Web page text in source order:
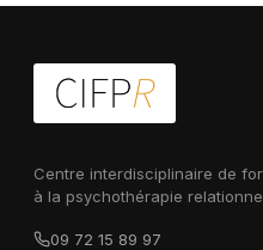
Centre interdisciplinaire de
à la psychothérapie
09 72 15 89 97